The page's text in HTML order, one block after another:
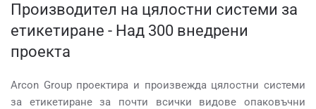
Производител на цялостни системи за
етикетиране - Над 300 внедрени
проекта
Arcon Group проектира и произвежда цялостни системи
за етикетиране за почти всички видове опаковъчни